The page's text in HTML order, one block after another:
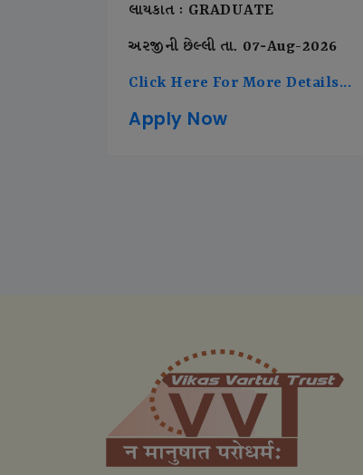
લાયકાત : GRADUATE
અરજીની છેલ્લી તા. 07-Aug-2026
Click Here For More Details...
Apply Now